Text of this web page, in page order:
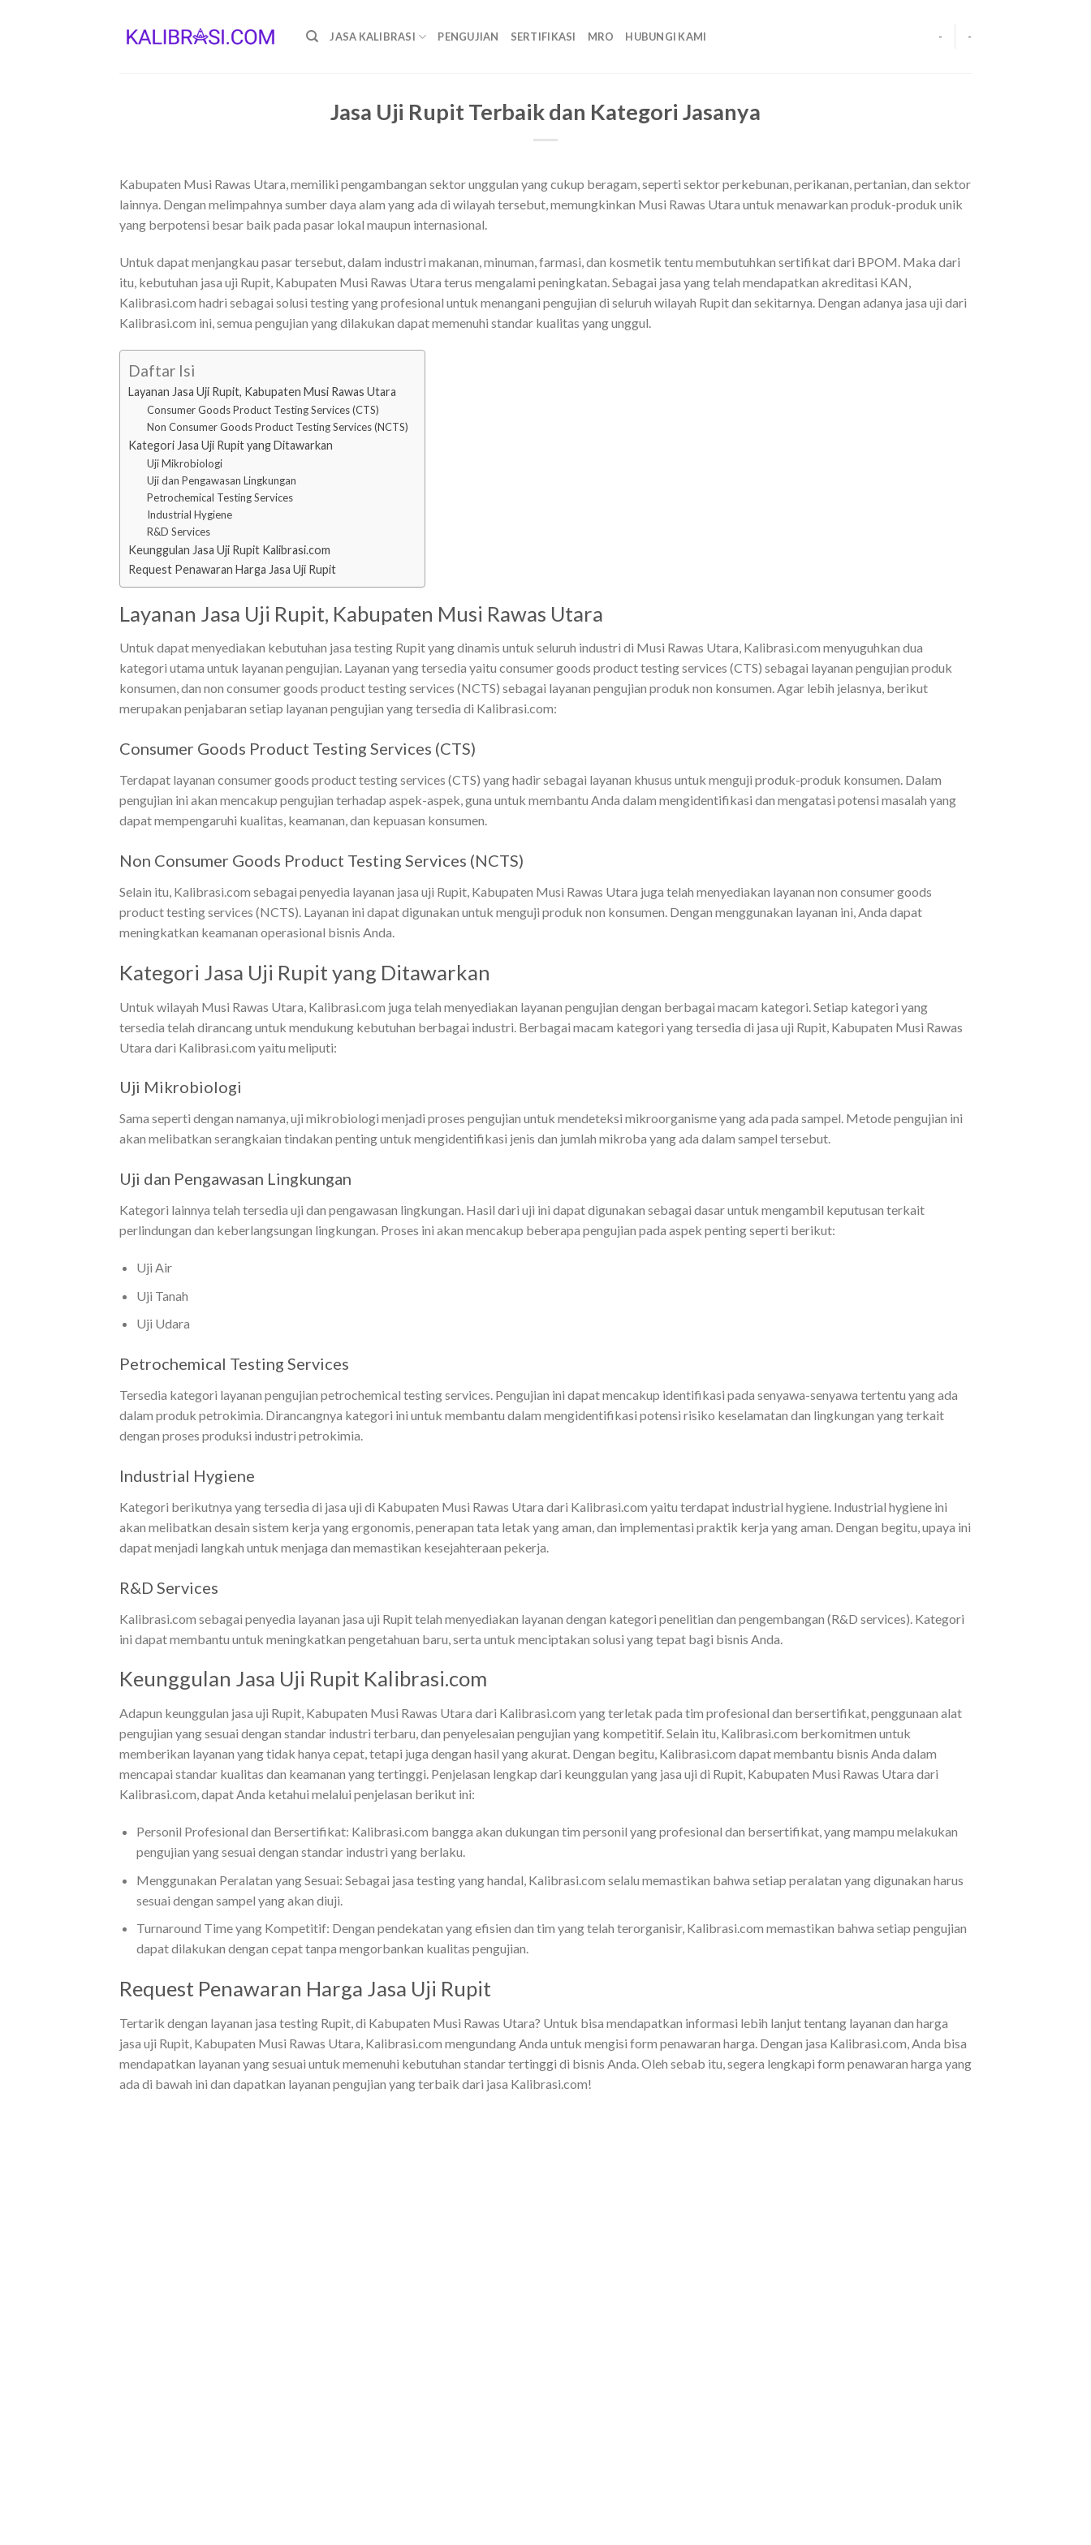
JASA KALIBRASI PENGUJIAN SERTIFIKASI MRO HUBUNGI KAMI - -
Jasa Uji Rupit Terbaik dan Kategori Jasanya
Kabupaten Musi Rawas Utara, memiliki pengambangan sektor unggulan yang cukup beragam, seperti sektor perkebunan, perikanan, pertanian, dan sektor
lainnya. Dengan melimpahnya sumber daya alam yang ada di wilayah tersebut, memungkinkan Musi Rawas Utara untuk menawarkan produk-produk unik
yang berpotensi besar baik pada pasar lokal maupun internasional.
Untuk dapat menjangkau pasar tersebut, dalam industri makanan, minuman, farmasi, dan kosmetik tentu membutuhkan sertifikat dari BPOM. Maka dari
itu, kebutuhan jasa uji Rupit, Kabupaten Musi Rawas Utara terus mengalami peningkatan. Sebagai jasa yang telah mendapatkan akreditasi KAN,
Kalibrasi.com hadri sebagai solusi testing yang profesional untuk menangani pengujian di seluruh wilayah Rupit dan sekitarnya. Dengan adanya jasa uji dari
Kalibrasi.com ini, semua pengujian yang dilakukan dapat memenuhi standar kualitas yang unggul.
Daftar Isi
Layanan Jasa Uji Rupit, Kabupaten Musi Rawas Utara
Consumer Goods Product Testing Services (CTS)
Non Consumer Goods Product Testing Services (NCTS)
Kategori Jasa Uji Rupit yang Ditawarkan
Uji Mikrobiologi
Uji dan Pengawasan Lingkungan
Petrochemical Testing Services
Industrial Hygiene
R&D Services
Keunggulan Jasa Uji Rupit Kalibrasi.com
Request Penawaran Harga Jasa Uji Rupit
Layanan Jasa Uji Rupit, Kabupaten Musi Rawas Utara
Untuk dapat menyediakan kebutuhan jasa testing Rupit yang dinamis untuk seluruh industri di Musi Rawas Utara, Kalibrasi.com menyuguhkan dua
kategori utama untuk layanan pengujian. Layanan yang tersedia yaitu consumer goods product testing services (CTS) sebagai layanan pengujian produk
konsumen, dan non consumer goods product testing services (NCTS) sebagai layanan pengujian produk non konsumen. Agar lebih jelasnya, berikut
merupakan penjabaran setiap layanan pengujian yang tersedia di Kalibrasi.com:
Consumer Goods Product Testing Services (CTS)
Terdapat layanan consumer goods product testing services (CTS) yang hadir sebagai layanan khusus untuk menguji produk-produk konsumen. Dalam
pengujian ini akan mencakup pengujian terhadap aspek-aspek, guna untuk membantu Anda dalam mengidentifikasi dan mengatasi potensi masalah yang
dapat mempengaruhi kualitas, keamanan, dan kepuasan konsumen.
Non Consumer Goods Product Testing Services (NCTS)
Selain itu, Kalibrasi.com sebagai penyedia layanan jasa uji Rupit, Kabupaten Musi Rawas Utara juga telah menyediakan layanan non consumer goods
product testing services (NCTS). Layanan ini dapat digunakan untuk menguji produk non konsumen. Dengan menggunakan layanan ini, Anda dapat
meningkatkan keamanan operasional bisnis Anda.
Kategori Jasa Uji Rupit yang Ditawarkan
Untuk wilayah Musi Rawas Utara, Kalibrasi.com juga telah menyediakan layanan pengujian dengan berbagai macam kategori. Setiap kategori yang
tersedia telah dirancang untuk mendukung kebutuhan berbagai industri. Berbagai macam kategori yang tersedia di jasa uji Rupit, Kabupaten Musi Rawas
Utara dari Kalibrasi.com yaitu meliputi:
Uji Mikrobiologi
Sama seperti dengan namanya, uji mikrobiologi menjadi proses pengujian untuk mendeteksi mikroorganisme yang ada pada sampel. Metode pengujian ini
akan melibatkan serangkaian tindakan penting untuk mengidentifikasi jenis dan jumlah mikroba yang ada dalam sampel tersebut.
Uji dan Pengawasan Lingkungan
Kategori lainnya telah tersedia uji dan pengawasan lingkungan. Hasil dari uji ini dapat digunakan sebagai dasar untuk mengambil keputusan terkait
perlindungan dan keberlangsungan lingkungan. Proses ini akan mencakup beberapa pengujian pada aspek penting seperti berikut:
Uji Air
Uji Tanah
Uji Udara
Petrochemical Testing Services
Tersedia kategori layanan pengujian petrochemical testing services. Pengujian ini dapat mencakup identifikasi pada senyawa-senyawa tertentu yang ada
dalam produk petrokimia. Dirancangnya kategori ini untuk membantu dalam mengidentifikasi potensi risiko keselamatan dan lingkungan yang terkait
dengan proses produksi industri petrokimia.
Industrial Hygiene
Kategori berikutnya yang tersedia di jasa uji di Kabupaten Musi Rawas Utara dari Kalibrasi.com yaitu terdapat industrial hygiene. Industrial hygiene ini
akan melibatkan desain sistem kerja yang ergonomis, penerapan tata letak yang aman, dan implementasi praktik kerja yang aman. Dengan begitu, upaya ini
dapat menjadi langkah untuk menjaga dan memastikan kesejahteraan pekerja.
R&D Services
Kalibrasi.com sebagai penyedia layanan jasa uji Rupit telah menyediakan layanan dengan kategori penelitian dan pengembangan (R&D services). Kategori
ini dapat membantu untuk meningkatkan pengetahuan baru, serta untuk menciptakan solusi yang tepat bagi bisnis Anda.
Keunggulan Jasa Uji Rupit Kalibrasi.com
Adapun keunggulan jasa uji Rupit, Kabupaten Musi Rawas Utara dari Kalibrasi.com yang terletak pada tim profesional dan bersertifikat, penggunaan alat
pengujian yang sesuai dengan standar industri terbaru, dan penyelesaian pengujian yang kompetitif. Selain itu, Kalibrasi.com berkomitmen untuk
memberikan layanan yang tidak hanya cepat, tetapi juga dengan hasil yang akurat. Dengan begitu, Kalibrasi.com dapat membantu bisnis Anda dalam
mencapai standar kualitas dan keamanan yang tertinggi. Penjelasan lengkap dari keunggulan yang jasa uji di Rupit, Kabupaten Musi Rawas Utara dari
Kalibrasi.com, dapat Anda ketahui melalui penjelasan berikut ini:
Personil Profesional dan Bersertifikat: Kalibrasi.com bangga akan dukungan tim personil yang profesional dan bersertifikat, yang mampu melakukan
pengujian yang sesuai dengan standar industri yang berlaku.
Menggunakan Peralatan yang Sesuai: Sebagai jasa testing yang handal, Kalibrasi.com selalu memastikan bahwa setiap peralatan yang digunakan harus
sesuai dengan sampel yang akan diuji.
Turnaround Time yang Kompetitif: Dengan pendekatan yang efisien dan tim yang telah terorganisir, Kalibrasi.com memastikan bahwa setiap pengujian
dapat dilakukan dengan cepat tanpa mengorbankan kualitas pengujian.
Request Penawaran Harga Jasa Uji Rupit
Tertarik dengan layanan jasa testing Rupit, di Kabupaten Musi Rawas Utara? Untuk bisa mendapatkan informasi lebih lanjut tentang layanan dan harga
jasa uji Rupit, Kabupaten Musi Rawas Utara, Kalibrasi.com mengundang Anda untuk mengisi form penawaran harga. Dengan jasa Kalibrasi.com, Anda bisa
mendapatkan layanan yang sesuai untuk memenuhi kebutuhan standar tertinggi di bisnis Anda. Oleh sebab itu, segera lengkapi form penawaran harga yang
ada di bawah ini dan dapatkan layanan pengujian yang terbaik dari jasa Kalibrasi.com!